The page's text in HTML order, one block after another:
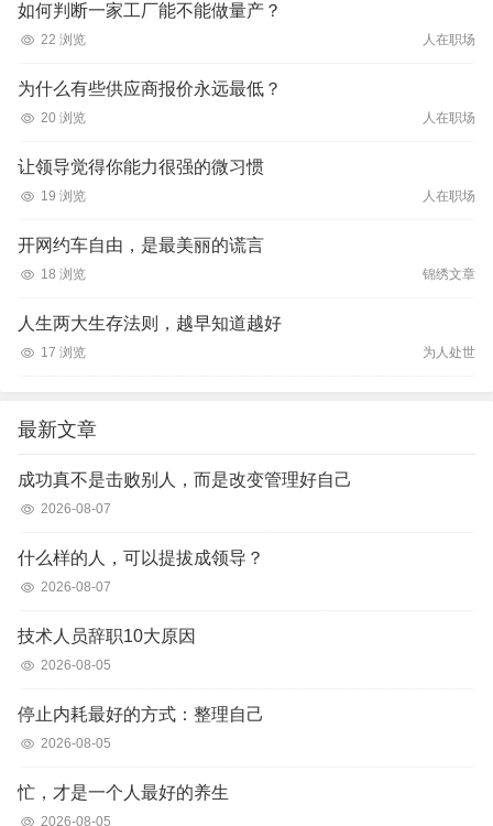
如何判断一家工厂能不能做量产？
22 浏览 人在职场
为什么有些供应商报价永远最低？
20 浏览 人在职场
让领导觉得你能力很强的微习惯
19 浏览 人在职场
开网约车自由，是最美丽的谎言
18 浏览 锦绣文章
人生两大生存法则，越早知道越好
17 浏览 为人处世
最新文章
成功真不是击败别人，而是改变管理好自己
2026-08-07
什么样的人，可以提拔成领导？
2026-08-07
技术人员辞职10大原因
2026-08-05
停止内耗最好的方式：整理自己
2026-08-05
忙，才是一个人最好的养生
2026-08-05